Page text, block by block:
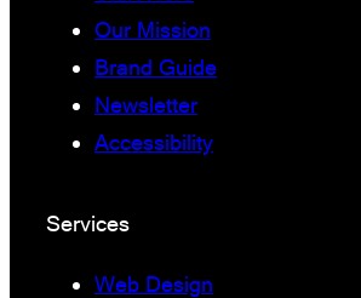
Our Mission
Brand Guide
Newsletter
Accessibility
Services
Web Design